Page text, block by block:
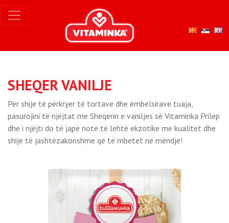
SHEQER VANILJE
Për shije të përkryer të tortave dhe ëmbëlsirave tuaja,
pasurojini të njëjtat me Sheqerin e vaniljes së Vitaminka Prilep
dhe i njëjti do të japë notë të lehtë ekzotike me kualitet dhe
shije të jashtëzakonshme që të mbetet në mëndje!